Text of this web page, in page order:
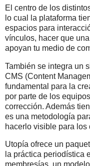
El centro de los
lo cual la plataforma
espacios para
vínculos, hacer que
apoyan tu medio de
También se integra un
CMS (Content
fundamental para la
por parte de los
corrección. Además
es una metodología
hacerlo visible para
Utopía ofrece un
la práctica periodística